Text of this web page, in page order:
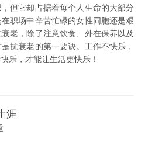
它却占据着每个人生命的大部分
职场中辛苦忙碌的女性同胞还是艰
老，除了注意饮食、外在保养以及
抗衰老的第一要诀。工作不快乐，
乐，才能让生活更快乐！
涯